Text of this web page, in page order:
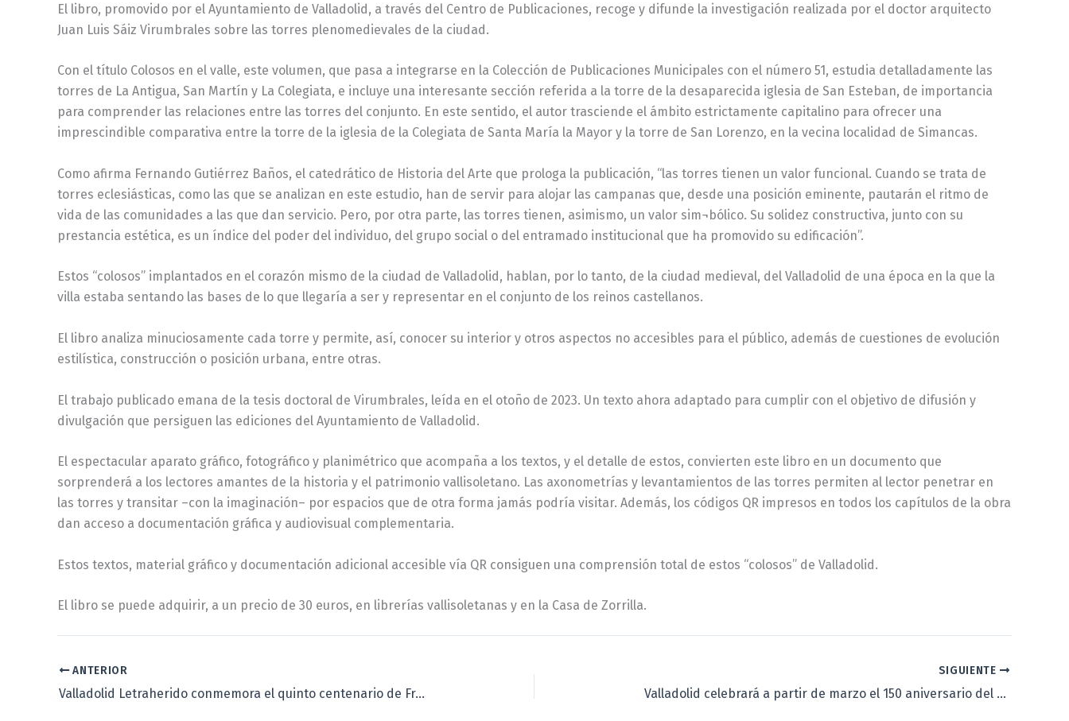
El libro, promovido por el Ayuntamiento de Valladolid, a través del Centro de Publicaciones, recoge y difunde la investigación realizada por el doctor arquitecto
Juan Luis Sáiz Virumbrales sobre las torres plenomedievales de la ciudad.
Con el título Colosos en el valle, este volumen, que pasa a integrarse en la Colección de Publicaciones Municipales con el número 51, estudia detalladamente las
torres de La Antigua, San Martín y La Colegiata, e incluye una interesante sección referida a la torre de la desaparecida iglesia de San Esteban, de importancia
para comprender las relaciones entre las torres del conjunto. En este sentido, el autor trasciende el ámbito estrictamente capitalino para ofrecer una
imprescindible comparativa entre la torre de la iglesia de la Colegiata de Santa María la Mayor y la torre de San Lorenzo, en la vecina localidad de Simancas.
Como afirma Fernando Gutiérrez Baños, el catedrático de Historia del Arte que prologa la publicación, “las torres tienen un valor funcional. Cuando se trata de
torres eclesiásticas, como las que se analizan en este estudio, han de servir para alojar las campanas que, desde una posición eminente, pautarán el ritmo de
vida de las comunidades a las que dan servicio. Pero, por otra parte, las torres tienen, asimismo, un valor sim¬bólico. Su solidez constructiva, junto con su
prestancia estética, es un índice del poder del individuo, del grupo social o del entramado institucional que ha promovido su edificación”.
Estos “colosos” implantados en el corazón mismo de la ciudad de Valladolid, hablan, por lo tanto, de la ciudad medieval, del Valladolid de una época en la que la
villa estaba sentando las bases de lo que llegaría a ser y representar en el conjunto de los reinos castellanos.
El libro analiza minuciosamente cada torre y permite, así, conocer su interior y otros aspectos no accesibles para el público, además de cuestiones de evolución
estilística, construcción o posición urbana, entre otras.
El trabajo publicado emana de la tesis doctoral de Virumbrales, leída en el otoño de 2023. Un texto ahora adaptado para cumplir con el objetivo de difusión y
divulgación que persiguen las ediciones del Ayuntamiento de Valladolid.
El espectacular aparato gráfico, fotográfico y planimétrico que acompaña a los textos, y el detalle de estos, convierten este libro en un documento que
sorprenderá a los lectores amantes de la historia y el patrimonio vallisoletano. Las axonometrías y levantamientos de las torres permiten al lector penetrar en
las torres y transitar –con la imaginación– por espacios que de otra forma jamás podría visitar. Además, los códigos QR impresos en todos los capítulos de la obra
dan acceso a documentación gráfica y audiovisual complementaria.
Estos textos, material gráfico y documentación adicional accesible vía QR consiguen una comprensión total de estos “colosos” de Valladolid.
El libro se puede adquirir, a un precio de 30 euros, en librerías vallisoletanas y en la Casa de Zorrilla.
ANTERIOR
Valladolid Letraherido conmemora el quinto centenario de Francisco de Vitoria como docente en Valladolid
SIGUIENTE
Valladolid celebrará a partir de marzo el 150 aniversario del nacimiento de don Narciso Alonso Cortés